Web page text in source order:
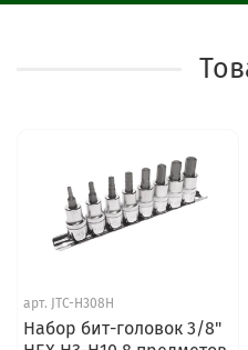
арт. JTC-H308H
Набор бит-головок 3/8"